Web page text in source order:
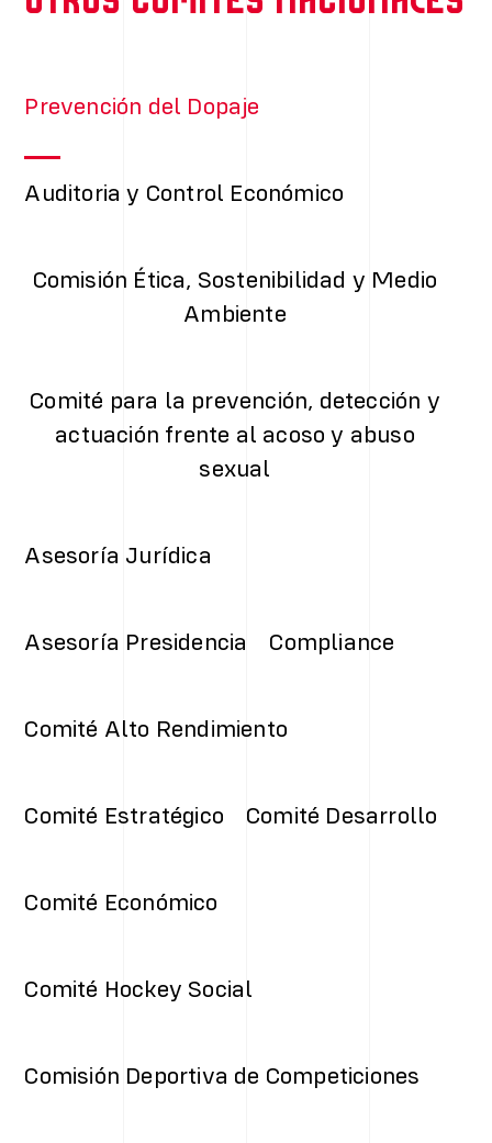
Prevención del Dopaje
Auditoria y Control Económico
Comisión Ética, Sostenibilidad y Medio
Ambiente
Comité para la prevención, detección y
actuación frente al acoso y abuso
sexual
Asesoría Jurídica
Asesoría Presidencia Compliance
Comité Alto Rendimiento
Comité Estratégico Comité Desarrollo
Comité Económico
Comité Hockey Social
Comisión Deportiva de Competiciones